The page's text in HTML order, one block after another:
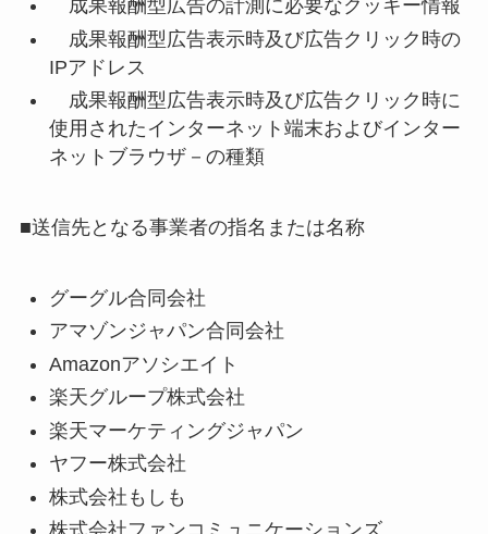
成果報酬型広告の計測に必要なクッキー情報
成果報酬型広告表示時及び広告クリック時の
IPアドレス
成果報酬型広告表示時及び広告クリック時に
使用されたインターネット端末およびインター
ネットブラウザ－の種類
■送信先となる事業者の指名または名称
グーグル合同会社
アマゾンジャパン合同会社
Amazonアソシエイト
楽天グループ株式会社
楽天マーケティングジャパン
ヤフー株式会社
株式会社もしも
株式会社ファンコミュニケーションズ